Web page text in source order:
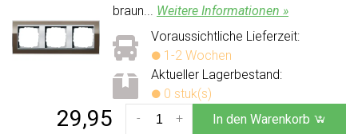
braun... Weitere Informationen »
Voraussichtliche Lieferzeit:
1-2 Wochen
Aktueller Lagerbestand:
0 stuk(s)
29,95 +
- In den Warenkorb